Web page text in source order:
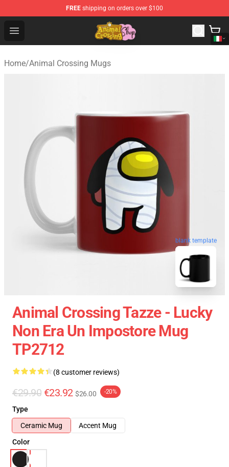
FREE shipping on orders over $100
Open menu
Animal Crossing Shop - Official Animal Crossing
Home/Animal Crossing Mugs
blank template
Animal Crossing Tazze - Lucky
Non Era Un Impostore Mug
TP2712
(8 customer reviews)
€29.90 €23.92 $26.00 -20%
Type
Ceramic Mug
Accent Mug
Color